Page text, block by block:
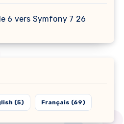
6 vers Symfony 7 26
(5) Français (69)